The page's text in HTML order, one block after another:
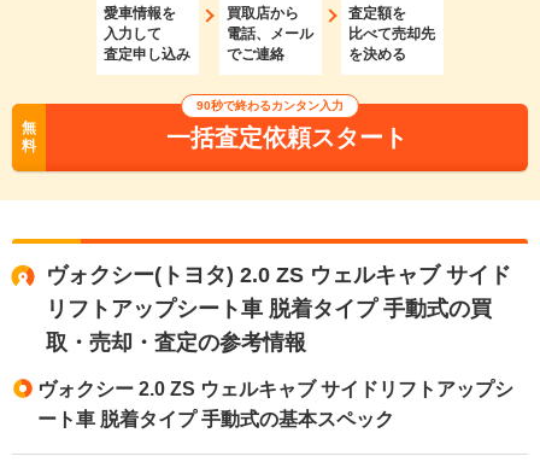
愛車情報を
入力して
査定申し込み
買取店から
電話、メール
でご連絡
査定額を
比べて売却先
を決める
無
料
90秒で終わるカンタン入力
一括査定依頼スタート
ヴォクシー(トヨタ) 2.0 ZS ウェルキャブ サイド
リフトアップシート車 脱着タイプ 手動式の買
取・売却・査定の参考情報
ヴォクシー 2.0 ZS ウェルキャブ サイドリフトアップシ
ート車 脱着タイプ 手動式の基本スペック